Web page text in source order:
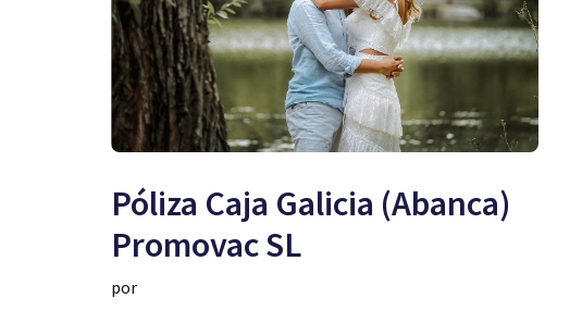
Póliza Caja Galicia (Abanca)
Promovac SL
por